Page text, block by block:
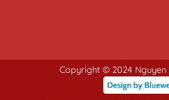
Copyright © 2024 Nguyen